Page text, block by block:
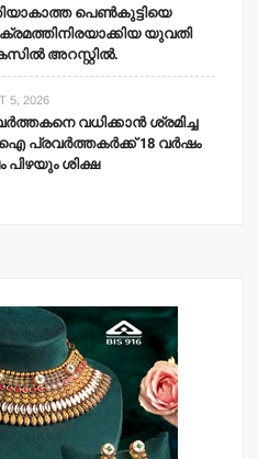
പെണ്‍കുട്ടിയെ
യുവതി
അറസ്റ്റില്‍.
5, 2026
വധിക്കാന്‍ ശ്രമിച്ച
പ്രവര്‍ത്തകര്‍ക്ക് 18 വര്‍ഷം
പിഴയും ശിക്ഷ